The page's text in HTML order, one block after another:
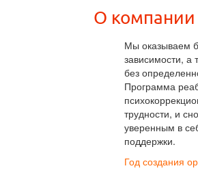
О компании
Мы оказываем
зависимости,
без
Программа
трудности, и
уверенным в
поддержки.
Год создания